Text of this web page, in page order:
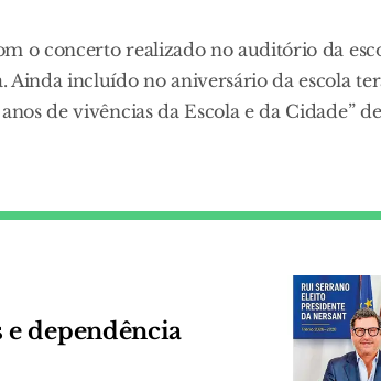
o concerto realizado no auditório da
incluído no aniversário da escola
de vivências da Escola e da Cidade”
dependência